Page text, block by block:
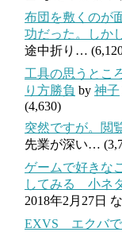
布団を敷くのが
功だった。しか
途中折り…
工具の思うと
り方勝負 by 神子
(4,630)
突然ですが。閲
先業が深い…
ゲームで好きな
してみる 小ネ
2018年2月27日
EXVS エクバ